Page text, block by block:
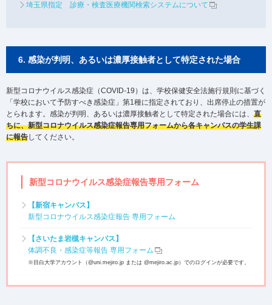
埼玉県指定 診療・検査医療機関検索システムについて
6. 感染が判明、あるいは濃厚接触者として特定された場合
新型コロナウイルス感染症（COVID-19）は、学校保健安全法施行規則に基づく
「学校において予防すべき感染症」第1種に指定されており、出席停止の措置が
とられます。感染が判明、あるいは濃厚接触者として特定された場合には、 直
ちに、新型コロナウイルス感染症報告専用フォームから各キャンパスの学生課
に報告してください。
新型コロナウイルス感染症報告専用フォーム
【新宿キャンパス】
新型コロナウイルス感染症報告 専用フォーム
【さいたま岩槻キャンパス】
体調不良・感染症等報告 専用フォーム
※目白大学アカウント（@uni.mejiro.jp または @mejiro.ac.jp）でのログインが必要です。